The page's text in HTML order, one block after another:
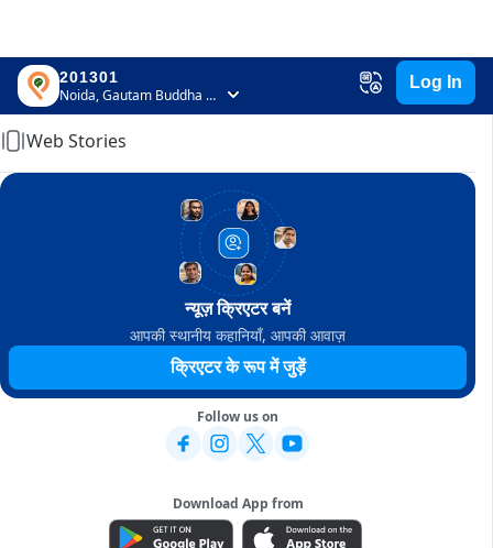
201301
Noida, Gautam Buddha Nagar, Uttar Pradesh
Log In
Home
Web Stories
न्यूज़ क्रिएटर बनें
आपकी स्थानीय कहानियाँ, आपकी आवाज़
क्रिएटर के रूप में जुड़ें
Follow us on
Download App from